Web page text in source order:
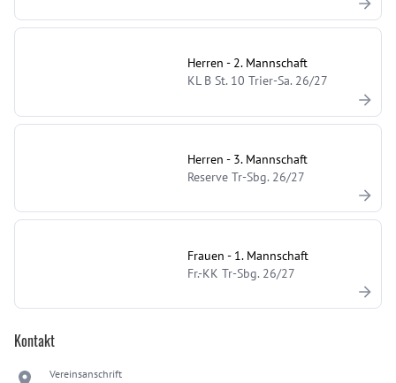
Herren - 2. Mannschaft
KL B St. 10 Trier-Sa. 26/27
Herren - 3. Mannschaft
Reserve Tr-Sbg. 26/27
Frauen - 1. Mannschaft
Fr.-KK Tr-Sbg. 26/27
Kontakt
Vereinsanschrift